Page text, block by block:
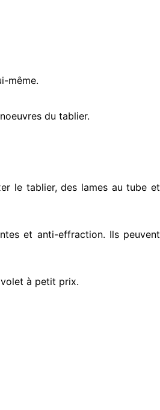
même.
du tablier.
le tablier, des lames au tube et
et anti-effraction. Ils peuvent
à petit prix.